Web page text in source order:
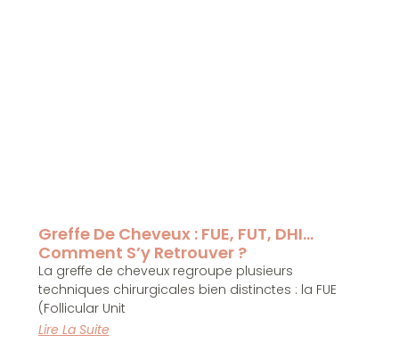
Greffe De Cheveux : FUE, FUT, DHI…
Comment S’y Retrouver ?
La greffe de cheveux regroupe plusieurs
techniques chirurgicales bien distinctes : la FUE
(Follicular Unit
Lire La Suite